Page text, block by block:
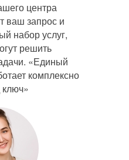
центра
ваш запрос и
набор услуг,
решить
«Единый
комплексно